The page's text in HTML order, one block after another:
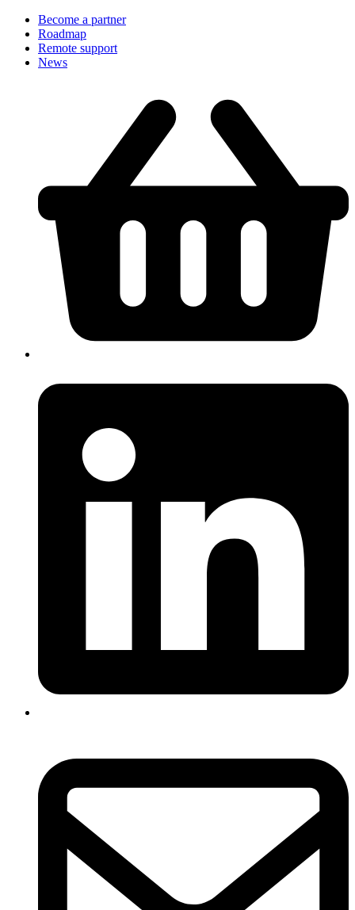
Become a partner
Roadmap
Remote support
News